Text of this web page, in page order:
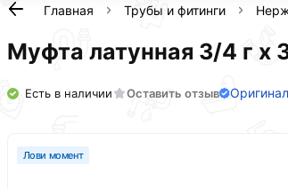
Главная Трубы и фитинги
Муфта латунная 3/4 г х
Есть в наличии Оставить отзыв Оригинал
Лови момент